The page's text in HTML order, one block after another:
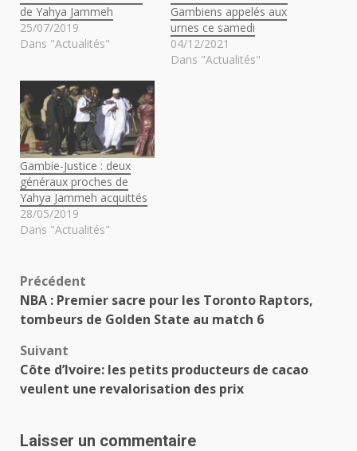
de Yahya Jammeh
25/07/2019
Dans "Actualités"
Gambiens appelés aux
urnes ce samedi
04/12/2021
Dans "Actualités"
Gambie-Justice : deux
généraux proches de
Yahya Jammeh acquittés
28/05/2019
Dans "Actualités"
Navigation
d’article
Précédent
NBA : Premier sacre pour les Toronto Raptors,
tombeurs de Golden State au match 6
Suivant
Côte d’Ivoire: les petits producteurs de cacao
veulent une revalorisation des prix
Laisser un commentaire